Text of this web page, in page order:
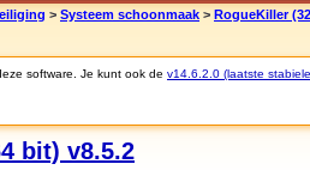
> Systeem schoonmaak > RogueKiller
software. Je kunt ook de v14.6.2.0 (laatste
bit) v8.5.2